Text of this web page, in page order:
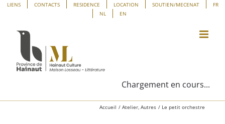
Panneau de gestion des cookies
Passer
contenu
LIENS CONTACTS RESIDENCE LOCATION SOUTIEN/MECENAT
FR
NL
EN
Chargement en cours...
Accueil Atelier Autres Le petit orchestre